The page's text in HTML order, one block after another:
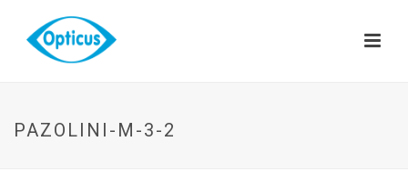
PAZOLINI-M-3-2